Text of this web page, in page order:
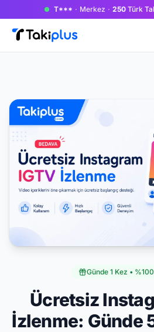
T*** · Merkez · 250 Türk
Anasayfa
Günde 1 Kez •
Ücretsiz
İzlenme: Günde